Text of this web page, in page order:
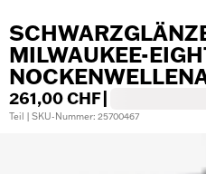
MILWAUKEE-
261,00 CHF
Teil | SKU-Nummer: 25700467